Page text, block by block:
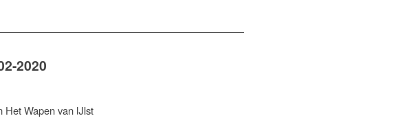
2020
Het Wapen van IJlst